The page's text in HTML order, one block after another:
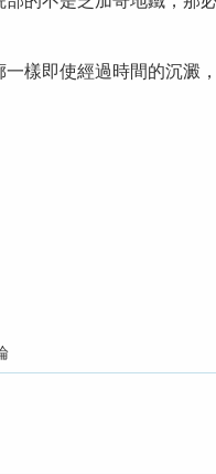
樣即使經過時間的沉澱